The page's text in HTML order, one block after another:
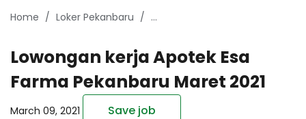
Home Loker Pekanbaru Lowongan kerja Apotek Esa
Lowongan kerja Apotek Esa
Farma Pekanbaru Maret 2021
March 09, 2021 Save job